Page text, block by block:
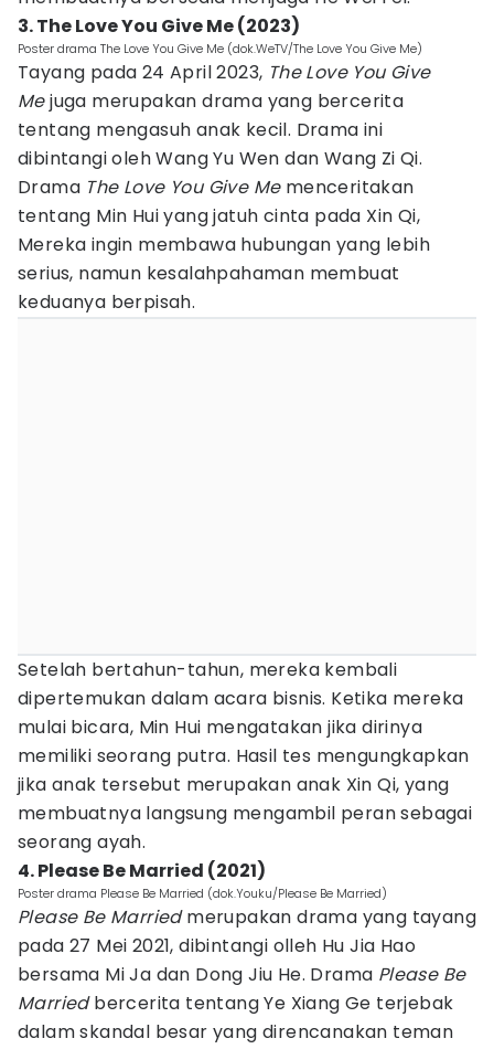
3. The Love You Give Me (2023)
Poster drama The Love You Give Me (dok.WeTV/The Love You Give Me)
Tayang pada 24 April 2023, The Love You Give
Mejuga merupakan drama yang bercerita
tentang mengasuh anak kecil. Drama ini
dibintangi oleh Wang Yu Wen dan Wang Zi Qi.
Drama The Love You Give Me menceritakan
tentang Min Hui yang jatuh cinta pada Xin Qi,
Mereka ingin membawa hubungan yang lebih
serius, namun kesalahpahaman membuat
keduanya berpisah.
Setelah bertahun-tahun, mereka kembali
dipertemukan dalam acara bisnis. Ketika mereka
mulai bicara, Min Hui mengatakan jika dirinya
memiliki seorang putra. Hasil tes mengungkapkan
jika anak tersebut merupakan anak Xin Qi, yang
membuatnya langsung mengambil peran sebagai
seorang ayah.
4. Please Be Married (2021)
Poster drama Please Be Married (dok.Youku/Please Be Married)
Please Be Marriedmerupakan drama yang tayang
pada 27 Mei 2021, dibintangi olleh Hu Jia Hao
bersama Mi Ja dan Dong Jiu He. Drama Please Be
Marriedbercerita tentang Ye Xiang Ge terjebak
dalam skandal besar yang direncanakan teman